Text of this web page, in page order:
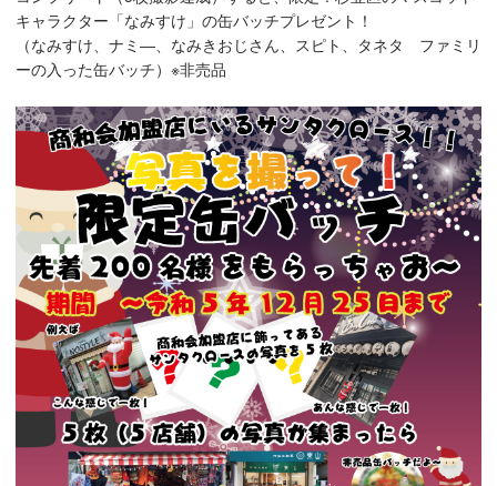
キャラクター「なみすけ」の缶バッチプレゼント！
（なみすけ、ナミ―、なみきおじさん、スピト、タネタ ファミリ
ーの入った缶バッチ）※非売品